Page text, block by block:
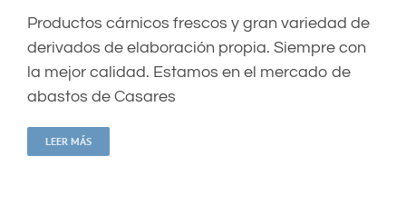
Productos cárnicos frescos y gran variedad de
derivados de elaboración propia. Siempre con
la mejor calidad. Estamos en el mercado de
abastos de Casares
LEER MÁS